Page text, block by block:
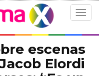
Toggle
escenas
Elordi